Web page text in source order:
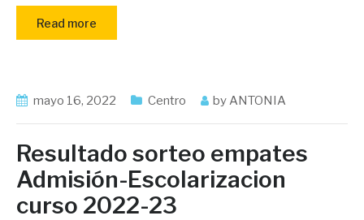
Read more
mayo 16, 2022 Centro byANTONIA
Resultado sorteo empates
Admisión-Escolarizacion
curso 2022-23